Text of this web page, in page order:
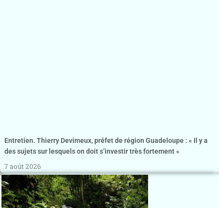
Entretien. Thierry Devimeux, préfet de région Guadeloupe : « Il y a
des sujets sur lesquels on doit s’investir très fortement »
7 août 2026